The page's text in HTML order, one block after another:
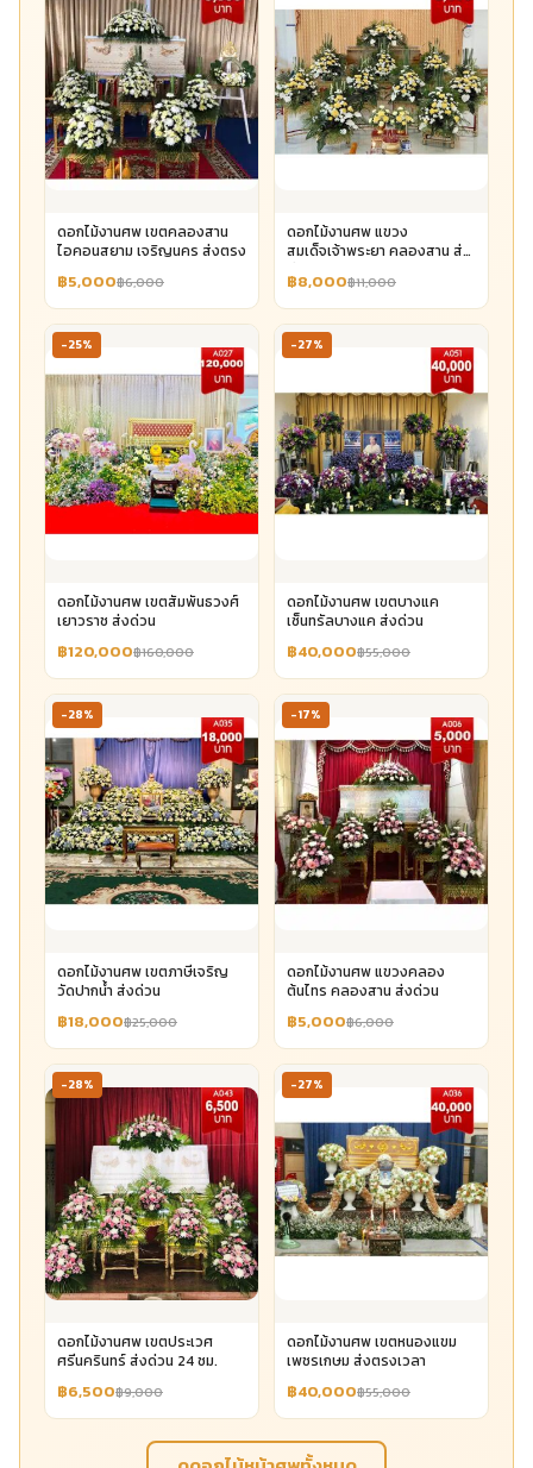
ดอกไม้งานศพ เขตคลองสาน
ไอคอนสยาม เจริญนคร ส่งตรง
฿5,000฿6,000
ดอกไม้งานศพ แขวง
สมเด็จเจ้าพระยา คลองสาน ส่ง
฿8,000฿11,000
-25%
ดอกไม้งานศพ เขตสัมพันธวงศ์
เยาวราช ส่งด่วน
฿120,000฿160,000
-27%
ดอกไม้งานศพ เขตบางแค
เซ็นทรัลบางแค ส่งด่วน
฿40,000฿55,000
-28%
ดอกไม้งานศพ เขตภาษีเจริญ
วัดปากน้ำ ส่งด่วน
฿18,000฿25,000
-17%
ดอกไม้งานศพ แขวงคลอง
ต้นไทร คลองสาน ส่งด่วน
฿5,000฿6,000
-28%
ดอกไม้งานศพ เขตประเวศ
ศรีนครินทร์ ส่งด่วน 24 ชม.
฿6,500฿9,000
-27%
ดอกไม้งานศพ เขตหนองแขม
เพชรเกษม ส่งตรงเวลา
฿40,000฿55,000